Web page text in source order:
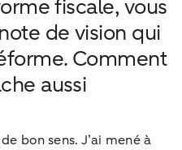
fiscale, vous
de vision qui
Comment
aussi
bon sens. J’ai mené à